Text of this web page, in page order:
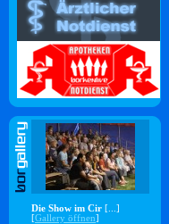
Die Show im Cir [...]
[Gallery öffnen]